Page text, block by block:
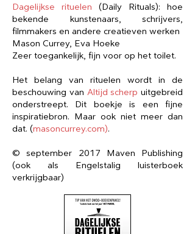
Dagelijkse rituelen (Daily Rituals): hoe
bekende kunstenaars, schrijvers,
filmmakers en andere creatieven werken
Mason Currey, Eva Hoeke
Zeer toegankelijk, fijn voor op het toilet.
Het belang van rituelen wordt in de
beschouwing van Altijd scherp uitgebreid
onderstreept. Dit boekje is een fijne
inspiratiebron. Maar ook niet meer dan
dat. (masoncurrey.com).
© september 2017 Maven Publishing
(ook als Engelstalig luisterboek
verkrijgbaar)